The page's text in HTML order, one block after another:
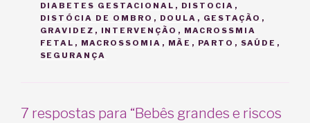
DIABETES GESTACIONAL , DISTOCIA ,
DISTÓCIA DE OMBRO , DOULA , GESTAÇÃO ,
GRAVIDEZ , INTERVENÇÃO , MACROSSMIA
FETAL , MACROSSOMIA , MÃE , PARTO , SAÚDE ,
SEGURANÇA
7 respostas para “Bebês grandes e riscos